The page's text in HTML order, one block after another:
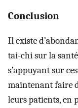
Conclusion
Il existe
tai-chi sur la
s’appuyant sur
maintenant faire
leurs patients, en